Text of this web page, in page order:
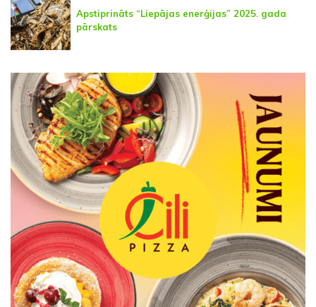
Apstiprināts “Liepājas enerģijas” 2025. gada
pārskats